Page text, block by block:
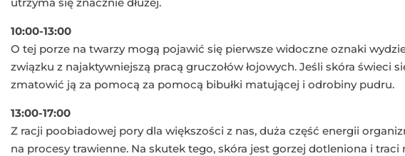
10:00-13:00
O tej porze na twarzy mogą pojawić się pierwsze widoczne oznaki
związku z najaktywniejszą pracą gruczołów łojowych. Jeśli skóra świeci
zmatowić ją za pomocą za pomocą bibułki matującej i odrobiny pudru.
13:00-17:00
Z racji poobiadowej pory dla większości z nas, duża część energii
na procesy trawienne. Na skutek tego, skóra jest gorzej dotleniona i traci